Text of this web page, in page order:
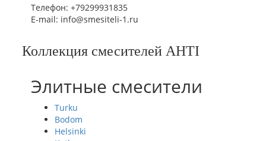
Телефон: +79299931835
E-mail: info@smesiteli-1.ru
Коллекция смесителей AHTI
Элитные смесители
Turku
Bodom
Helsinki